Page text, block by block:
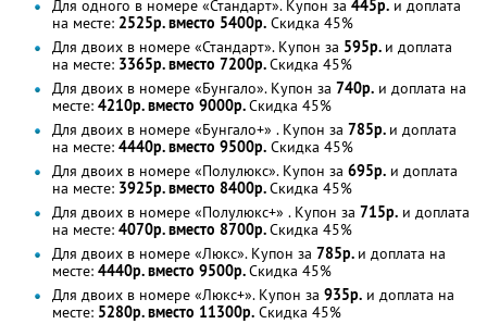
Для одного в номере «Стандарт». Купон за 445р. и доплата
на месте: 2525р. вместо 5400р. Скидка 45%
Для двоих в номере «Стандарт». Купон за 595р. и доплата
на месте: 3365р. вместо 7200р.Скидка 45%
Для двоих в номере «Бунгало». Купон за 740р. и доплата на
месте: 4210р. вместо 9000р.Скидка 45%
Для двоих в номере «Бунгало+» . Купон за 785р. и доплата
на месте: 4440р. вместо 9500р. Скидка 45%
Для двоих в номере «Полулюкс». Купон за 695р. и доплата
на месте: 3925р. вместо 8400р.Скидка 45%
Для двоих в номере «Полулюкс+» . Купон за 715р. и доплата
на месте: 4070р. вместо 8700р.Скидка 45%
Для двоих в номере «Люкс». Купон за 785р. и доплата на
месте: 4440р. вместо 9500р.Скидка 45%
Для двоих в номере «Люкс+». Купон за 935р. и доплата на
месте: 5280р. вместо 11300р. Скидка 45%